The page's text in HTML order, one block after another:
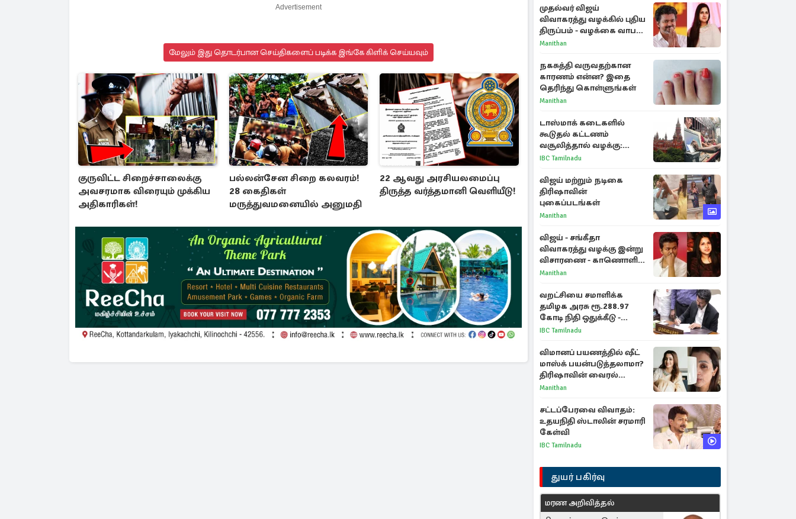
Advertisement
மேலும் இது தொடர்பான செய்திகளைப் படிக்க இங்கே கிளிக் செய்யவும்
குருவிட்ட சிறைச்சாலைக்கு
அவசரமாக விரையும் முக்கிய
அதிகாரிகள்!
பல்லன்சேன சிறை கலவரம்!
28 கைதிகள்
மருத்துவமனையில் அனுமதி
22 ஆவது அரசியலமைப்பு
திருத்த வர்த்தமானி வெளியீடு!
முதல்வர் விஜய்
விவாகரத்து வழக்கில் புதிய
திருப்பம் - வழக்கை வாபஸ்
பெற்ற சங்கீதா!
Manithan
நகசுத்தி வருவதற்கான
காரணம் என்ன? இதை
தெரிந்து கொள்ளுங்கள்
Manithan
டாஸ்மாக் கடைகளில்
கூடுதல் கட்டணம்
வசூலித்தால் வழக்கு:
சென்னை உயர்நீதிமன்றம்
IBC Tamilnadu
விஜய் மற்றும் நடிகை
திரிஷாவின்
புகைப்படங்கள்
Manithan
விஜய் - சங்கீதா
விவாகரத்து வழக்கு இன்று
விசாரணை - காணொளி
மூலம் ஆஜராக வாய்ப்பு
Manithan
வறட்சியை சமாளிக்க
தமிழக அரசு ரூ.288.97
கோடி நிதி ஒதுக்கீடு -
வெளியான அரசாணை
IBC Tamilnadu
விமானப் பயணத்தில் ஷீட்
மாஸ்க் பயன்படுத்தலாமா?
திரிஷாவின் வைரல்
செல்ஃபிக்கு மருத்துவர்
Manithan
சட்டப்பேரவை விவாதம்:
உதயநிதி ஸ்டாலின் சரமாரி
கேள்வி
IBC Tamilnadu
துயர் பகிர்வு
மரண அறிவித்தல்